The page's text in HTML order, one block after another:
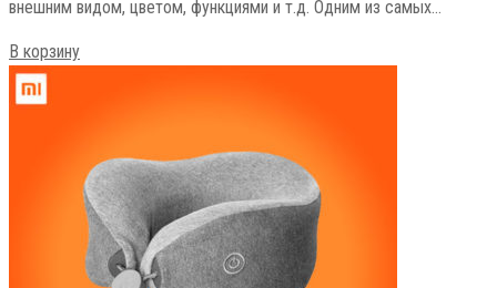
внешним видом, цветом, функциями и т.д. Одним из самых…
В корзину